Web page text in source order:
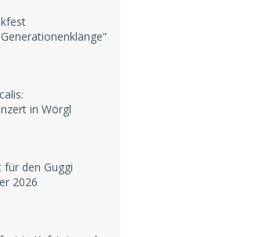
in Wörgl
den Guggi
2026